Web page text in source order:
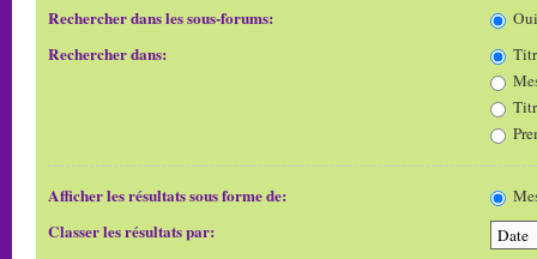
Rechercher dans les sous-forums: Oui
Rechercher dans:
Afficher les résultats sous forme de:
Classer les résultats par: